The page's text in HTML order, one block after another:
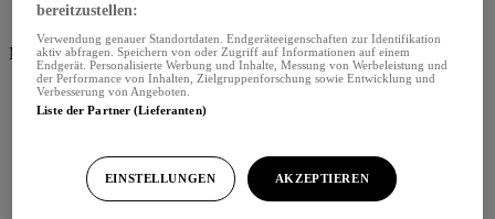
Menü schliessen
bereitzustellen:
Verwendung genauer Standortdaten. Endgeräteeigenschaften zur Identifikation
aktiv abfragen. Speichern von oder Zugriff auf Informationen auf einem
Endgerät. Personalisierte Werbung und Inhalte, Messung von Werbeleistung und
der Performance von Inhalten, Zielgruppenforschung sowie Entwicklung und
Verbesserung von Angeboten.
Liste der Partner (Lieferanten)
EINSTELLUNGEN AKZEPTIEREN